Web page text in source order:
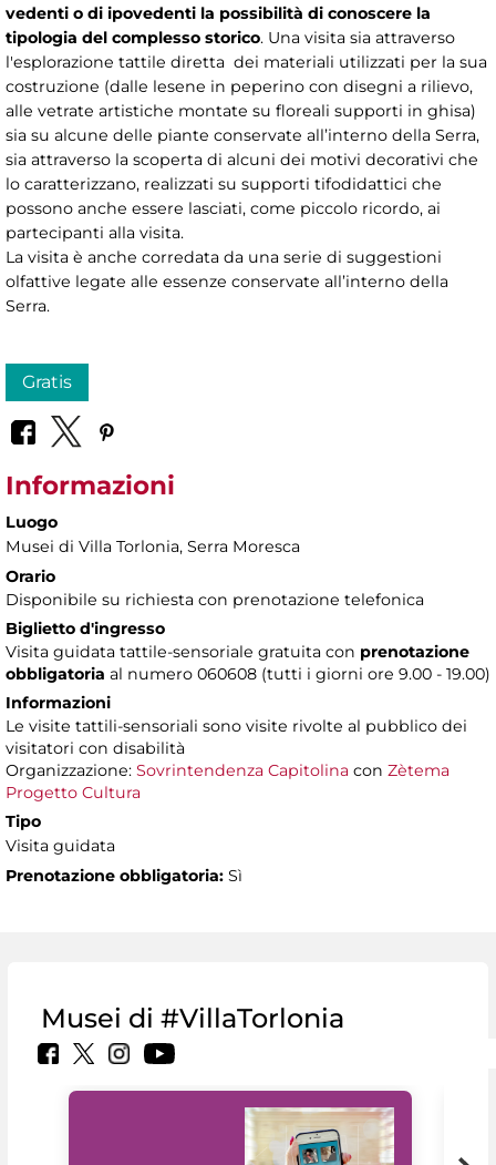
vedenti o di ipovedenti la possibilità di conoscere la
tipologia del complesso storico. Una visita sia attraverso
l'esplorazione tattile diretta dei materiali utilizzati per la sua
costruzione (dalle lesene in peperino con disegni a rilievo,
alle vetrate artistiche montate su floreali supporti in ghisa)
sia su alcune delle piante conservate all’interno della Serra,
sia attraverso la scoperta di alcuni dei motivi decorativi che
lo caratterizzano, realizzati su supporti tifodidattici che
possono anche essere lasciati, come piccolo ricordo, ai
partecipanti alla visita.
La visita è anche corredata da una serie di suggestioni
olfattive legate alle essenze conservate all’interno della
Serra.
Gratis
Informazioni
Luogo
Musei di Villa Torlonia, Serra Moresca
Orario
Disponibile su richiesta con prenotazione telefonica
Biglietto d'ingresso
Visita guidata tattile-sensoriale gratuita con prenotazione
obbligatoria al numero 060608 (tutti i giorni ore 9.00 - 19.00)
Informazioni
Le visite tattili-sensoriali sono visite rivolte al pubblico dei
visitatori con disabilità
Organizzazione: Sovrintendenza Capitolina con Zètema
Progetto Cultura
Tipo
Visita guidata
Prenotazione obbligatoria: Sì
Musei di #VillaTorlonia